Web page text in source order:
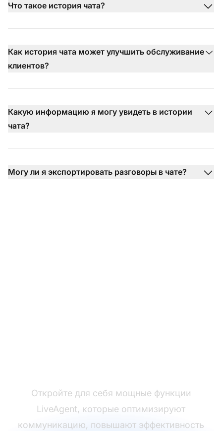
Что такое история чата?
Как история чата может улучшить обслуживание
клиентов?
Какую информацию я могу увидеть в истории
чата?
Могу ли я экспортировать разговоры в чате?
Откройте для себя мощные функции
LiveAgent, которые оптимизируют
коммуникацию, повышают эффективность